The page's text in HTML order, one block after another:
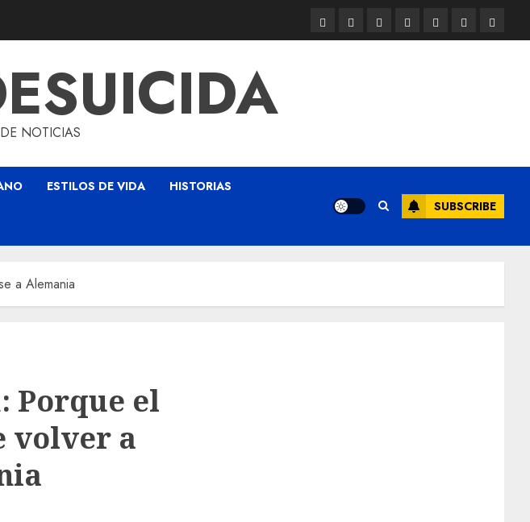
NOTICIAS
ESTILOS DE VIDA HISTORIAS
SUBSCRIBE
a Alemania
Porque el
volver a